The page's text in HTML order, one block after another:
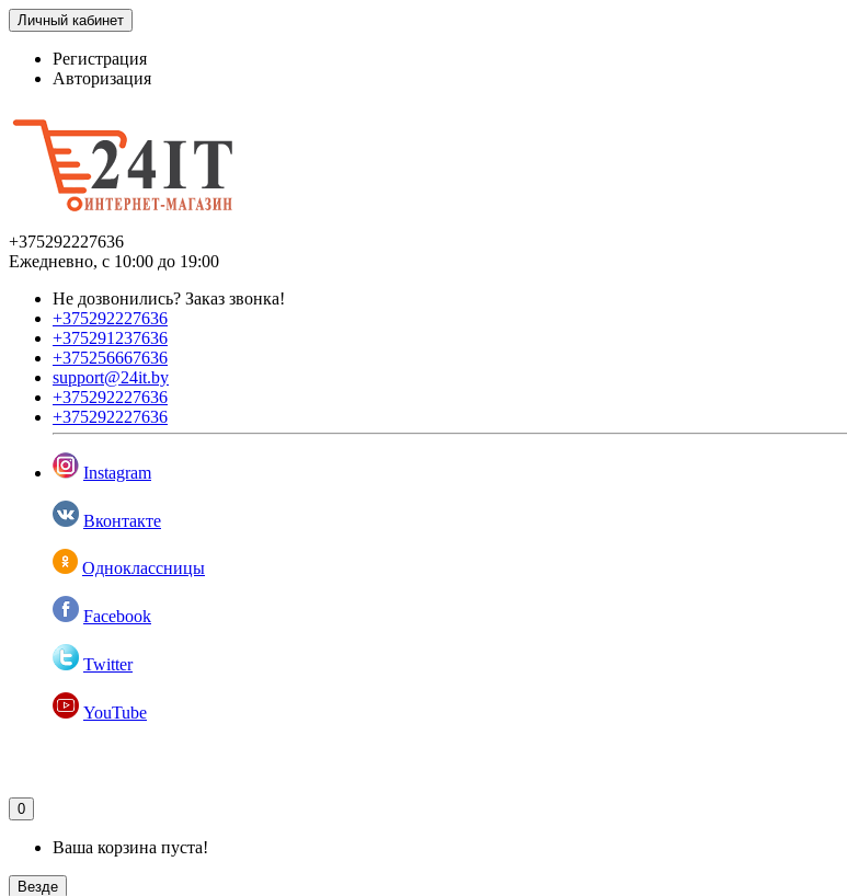
Личный кабинет
Регистрация
Авторизация
+375292227636
Ежедневно, с 10:00 до 19:00
Не дозвонились? Заказ звонка!
+375292227636
+375291237636
+375256667636
support@24it.by
+375292227636
+375292227636
Instagram
Вконтакте
Одноклассницы
Facebook
Twitter
YouTube
0
Ваша корзина пуста!
Везде